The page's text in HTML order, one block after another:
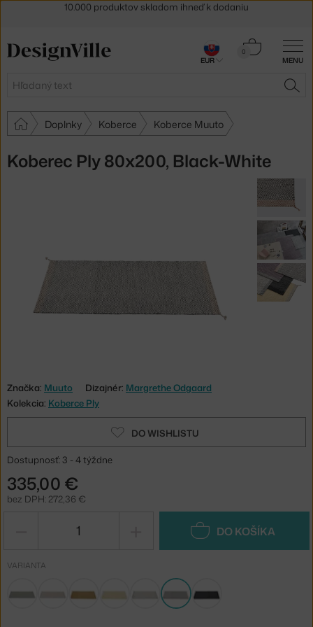
MENU
Hľadať
0
Košík
Doplnky Koberce Koberce Muuto
Koberec Ply 80x200, Black-White
Značka: Muuto Dizajnér: Margrethe Odgaard
Kolekcia: Koberce Ply
DO WISHLISTU
Dostupnosť: 3 - 4 týždne
335,00 €
bez DPH: 272,36 €
DO KOŠÍKA
VARIANTA
30 dní na vrátenie tovaru
EUR